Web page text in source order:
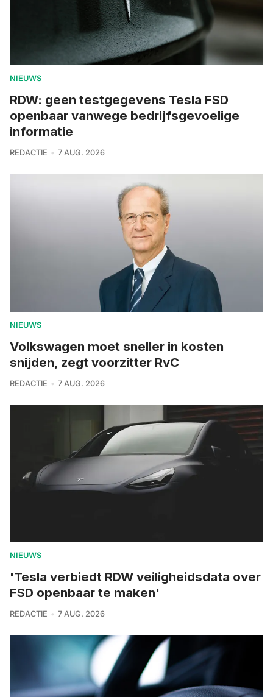
NIEUWS
RDW: geen testgegevens Tesla FSD
openbaar vanwege bedrijfsgevoelige
informatie
REDACTIE 7 AUG. 2026
NIEUWS
Volkswagen moet sneller in kosten
snijden, zegt voorzitter RvC
REDACTIE 7 AUG. 2026
NIEUWS
'Tesla verbiedt RDW veiligheidsdata over
FSD openbaar te maken'
REDACTIE 7 AUG. 2026